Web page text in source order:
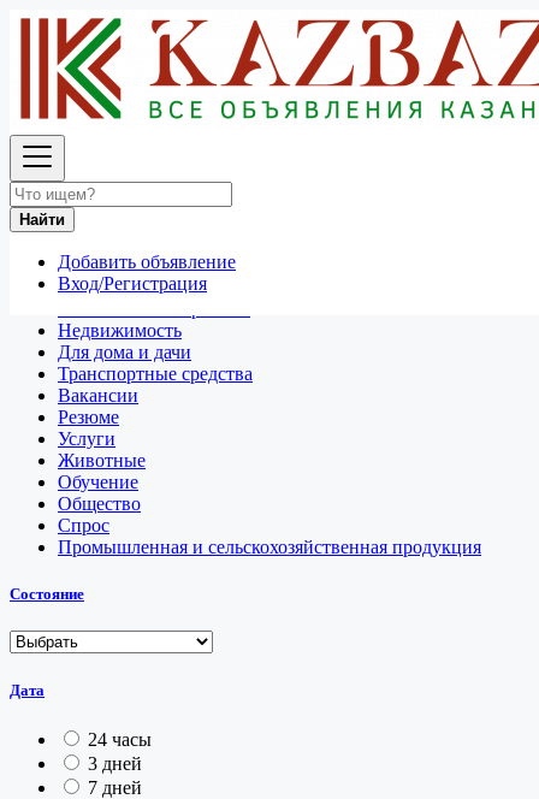
Найти
Добавить объявление
Вход/Регистрация
Для дома и дачи
Все объявления в 50 км around Кемерово
Разное
Личные вещи
Недвижимость
Для дома и дачи
Транспортные средства
Вакансии
Резюме
Услуги
Животные
Обучение
Общество
Спрос
Промышленная и сельскохозяйственная продукция
Состояние
Дата
24 часы
3 дней
7 дней